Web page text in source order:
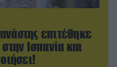
επιτέθηκε
Ισπανία και